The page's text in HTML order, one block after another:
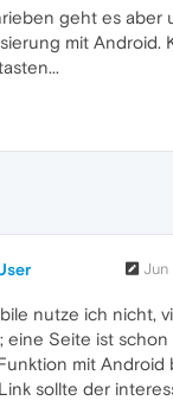
geht es aber
mit Android.
Jun
nutze ich nicht,
eine Seite ist schon
mit Android
sollte der